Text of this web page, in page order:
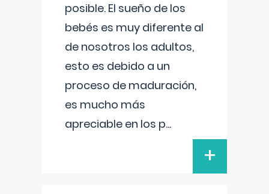
posible. El sueño de los
bebés es muy diferente al
de nosotros los adultos,
esto es debido a un
proceso de maduración,
es mucho más
apreciable en los p...
+